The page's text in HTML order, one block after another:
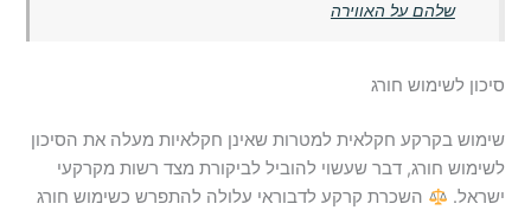
שלהם על האווירה
סיכון לשימוש חורג
שימוש בקרקע חקלאית למטרות שאינן חקלאיות מעלה את הסיכון
לשימוש חורג, דבר שעשוי להוביל לביקורת מצד רשות מקרקעי
ישראל.
השכרת קרקע לדבוראי עלולה להתפרש כשימוש חורג